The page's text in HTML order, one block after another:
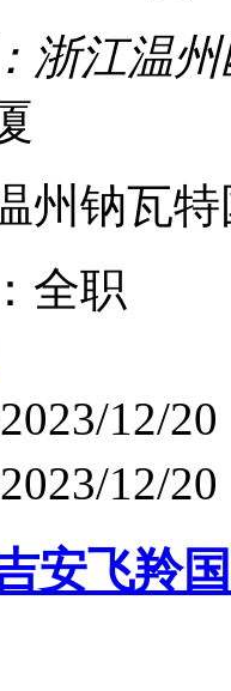
浙江温
州钠瓦
全职
12/20
12/20
安飞羚